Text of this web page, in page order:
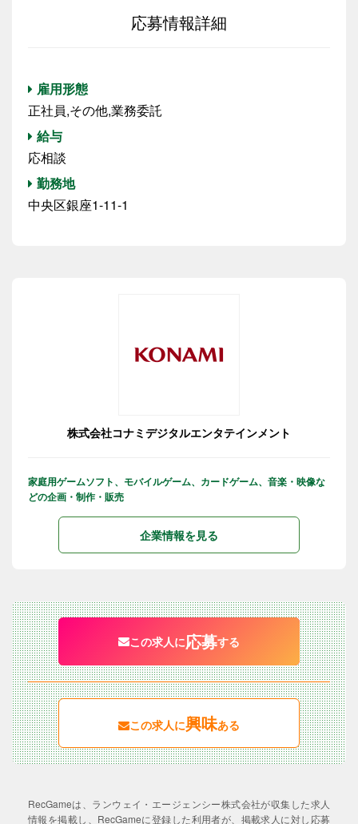
応募情報詳細
雇用形態
正社員,その他,業務委託
給与
応相談
勤務地
中央区銀座1-11-1
株式会社コナミデジタルエンタテインメント
家庭用ゲームソフト、モバイルゲーム、カードゲーム、音楽・映像な
どの企画・制作・販売
企業情報を見る
この求人に応募する
この求人に興味ある
RecGameは、ランウェイ・エージェンシー株式会社が収集した求人
情報を掲載し、RecGameに登録した利用者が、掲載求人に対し応募